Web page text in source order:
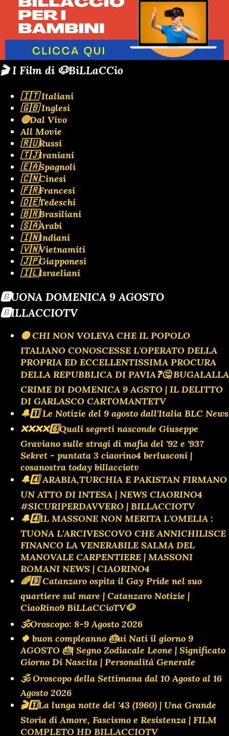
🎬 I Film di 🐶BiLLaCCio
🇮🇹 Italiani
🇬🇧 Inglesi
🔴Dal Vivo
All Movie
🇷🇺Russi
🇹🇯Iraniani
🇪🇦Spagnoli
🇨🇳Cinesi
🇫🇷Francesi
🇩🇪Tedeschi
🇧🇷Brasiliani
🇸🇦Arabi
🇮🇳Indiani
🇻🇳Vietnamiti
🇯🇵Giapponesi
🇮🇱Israeliani
🅱️UONA DOMENICA 9 AGOSTO
🅱️ILLACCIOTV
🟡 CHI NON VOLEVA CHE IL POPOLO
ITALIANO CONOSCESSE L'OPERATO DELLA
PROPRIA ED ECCELLENTISSIMA PROCURA
DELLA REPUBBLICA DI PAVIA❓️🤔 BUGALALLA
CRIME DI DOMENICA 9 AGSTO | IL DELITTO
DI GARLASCO CARTOMANTETV
🔔1️⃣ Le Notizie del 9 agosto dall'Italia BLC News
❌️❌️❌️❌️6️⃣Quali segreti nasconde Giuseppe
Graviano sulle stragi di mafia del '92 e '93?
Sekret - puntata 3 ciaorino4 berlusconi |
cosanostra today billacciotv
🔔4️⃣ ARABIA,TURCHIA E PAKISTAN FIRMANO
UN ATTO DI INTESA | NEWS CIAORINO4
#SICURIPERDAVVERO | BILLACCIOTV
🔔4️⃣IL MASSONE NON MERITA L'OMELIA :
TUONA L'ARCIVESCOVO CHE ANNICHILISCE
FINANCO LA VENERABILE SALMA DEL
MANOVALE CARPENTIERE | MASSONI
ROMANI NEWS | CIAORINO4
🌈9️⃣ Catanzaro ospita il Gay Pride nel suo
quartiere sul mare | Catanzaro Notizie |
CiaoRino9 BiLLaCCioTV🐶
🕉Oroscopo: 8-9 Agosto 2026
🍀 buon compleanno 🎂ai Nati il giorno 9
AGOSTO 🎂| Segno Zodiacale Leone | Significato
Giorno Di Nascita | Personalità Generale
🕉 Oroscopo della Settimana dal 10 Agosto al 16
Agosto 2026
🎬1️⃣La lunga notte del '43 (1960) | Una Grande
Storia di Amore, Fascismo e Resistenza | FILM
COMPLETO HD BILLACCIOTV